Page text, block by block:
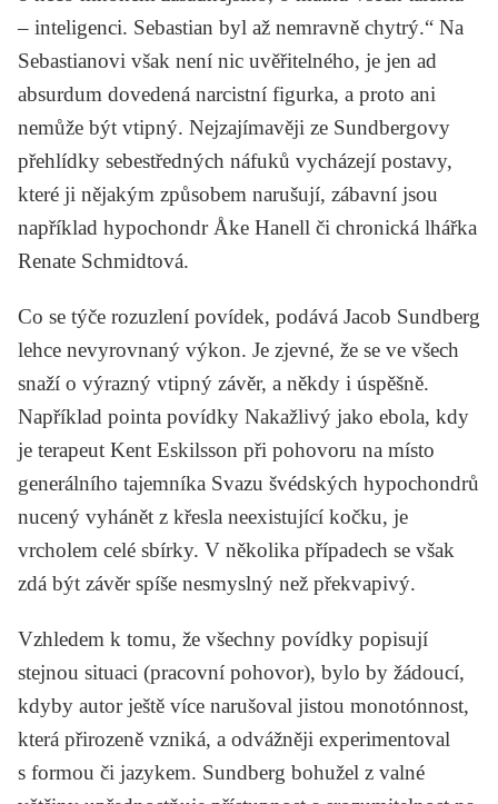
– inteligenci. Sebastian byl až nemravně chytrý.“ Na
Sebastianovi však není nic uvěřitelného, je jen ad
absurdum dovedená narcistní figurka, a proto ani
nemůže být vtipný. Nejzajímavěji ze Sundbergovy
přehlídky sebestředných náfuků vycházejí postavy,
které ji nějakým způsobem narušují, zábavní jsou
například hypochondr Åke Hanell či chronická lhářka
Renate Schmidtová.
Co se týče rozuzlení povídek, podává Jacob Sundberg
lehce nevyrovnaný výkon. Je zjevné, že se ve všech
snaží o výrazný vtipný závěr, a někdy i úspěšně.
Například pointa povídky Nakažlivý jako ebola, kdy
je terapeut Kent Eskilsson při pohovoru na místo
generálního tajemníka Svazu švédských hypochondrů
nucený vyhánět z křesla neexistující kočku, je
vrcholem celé sbírky. V několika případech se však
zdá být závěr spíše nesmyslný než překvapivý.
Vzhledem k tomu, že všechny povídky popisují
stejnou situaci (pracovní pohovor), bylo by žádoucí,
kdyby autor ještě více narušoval jistou monotónnost,
která přirozeně vzniká, a odvážněji experimentoval
s formou či jazykem. Sundberg bohužel z valné